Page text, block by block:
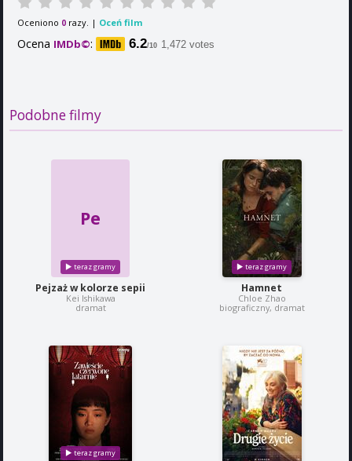
Oceniono 0 razy. | Oceń film
Ocena IMDb©: 6.2/10 1,472 votes
Podobne filmy
Pe
Pejzaż w kolorze sepii
Kei Ishikawa
dramat
Hamnet
Chloe Zhao
biograficzny, dramat